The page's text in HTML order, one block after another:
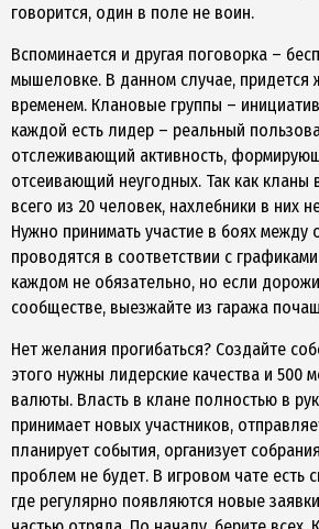
говорится, один в поле не воин.
Вспоминается и другая поговорка –
мышеловке. В данном случае, придется
временем. Клановые группы –
каждой есть лидер – реальный
отслеживающий активность,
отсеивающий неугодных. Так как кланы
всего из 20 человек, нахлебники в них
Нужно принимать участие в боях между
проводятся в соответствии с
каждом не обязательно, но если
сообществе, выезжайте из гаража
Нет желания прогибаться? Создайте
этого нужны лидерские качества и 500
валюты. Власть в клане полностью в
принимает новых участников,
планирует события, организует
проблем не будет. В игровом чате есть
где регулярно появляются новые